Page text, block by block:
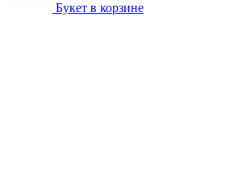
Букет в корзине